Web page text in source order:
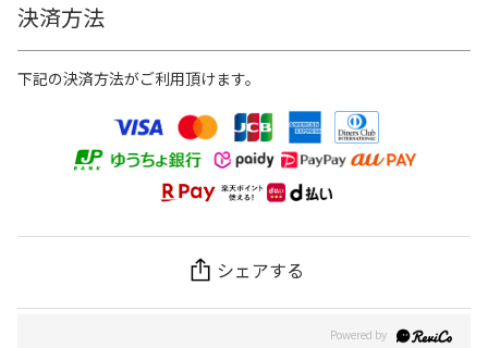
決済方法
下記の決済方法がご利用頂けます。
シェアする